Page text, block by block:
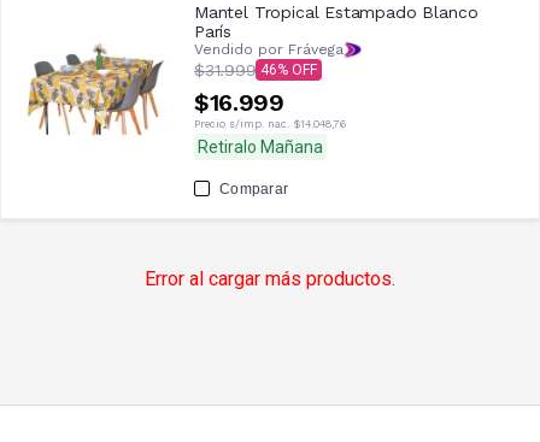
Mantel Tropical Estampado Blanco
París
Vendido por Frávega
$31.999 46
$16.999
Precio s/imp. nac. $14.048,76
Retiralo Mañana
Comparar
Error al cargar más productos.